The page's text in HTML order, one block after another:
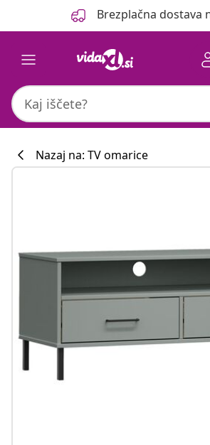
Brezplačna dostava
Nazaj na: TV omarice